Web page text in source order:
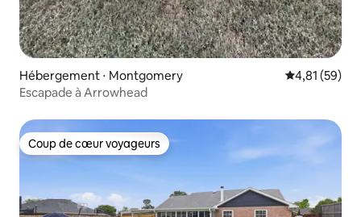
Hébergement ⋅ Montgomery Évaluation
4,81 (59)
Escapade à Arrowhead
Coup de cœur voyageurs
Coup de cœur voyageurs